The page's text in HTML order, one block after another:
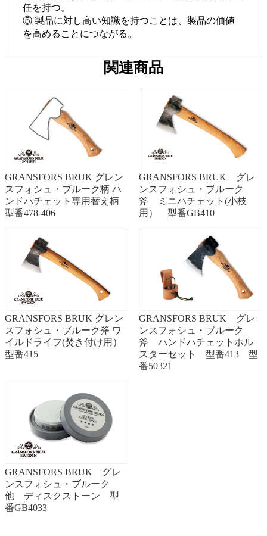
任を持つ。
⑤ 製品に対し高い知識を持つことは、製品の価値
を高めることにつながる。
関連商品
GRANSFORS BRUK グレン
スフォシュ・ブルーク柄 ハ
ンドハチェット専用替え柄
型番478-406
GRANSFORS BRUK グレ
ンスフォシュ・ブルーク
斧 ミニハチェット(小枝
用） 型番GB410
GRANSFORS BRUK グレン
スフォシュ・ブルーク斧 ワ
イルドライフ(焚き付け用）
型番415
GRANSFORS BRUK グレ
ンスフォシュ・ブルーク
斧 ハンドハチェットホル
スターセット 型番413 型
番50321
GRANSFORS BRUK グレ
ンスフォシュ・ブルーク
他 ディスクストーン 型
番GB4033